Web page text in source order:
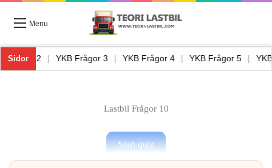
Menu
Sidor
YKB Frågor 2 | YKB Frågor 3 | YKB Frågor 4 | YKB Frågor 5 |
Lastbil Frågor 10